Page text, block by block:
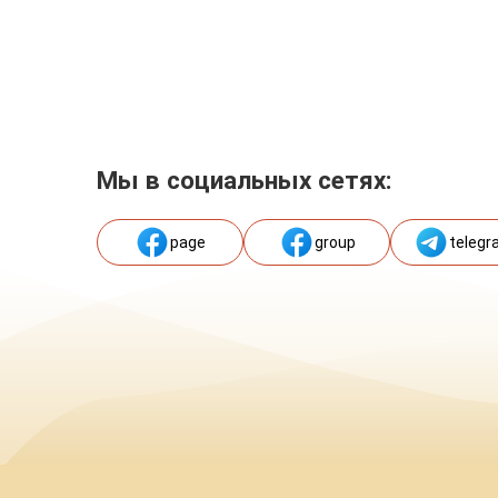
Мы в социальных сетях:
page group